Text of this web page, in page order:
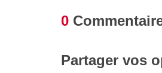
0
Partager vos